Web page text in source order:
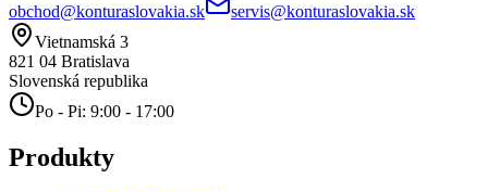
obchod@konturaslovakia.sk
servis@konturaslovakia.sk
Vietnamská 3
821 04 Bratislava
Slovenská republika
Po - Pi: 9:00 - 17:00
Produkty